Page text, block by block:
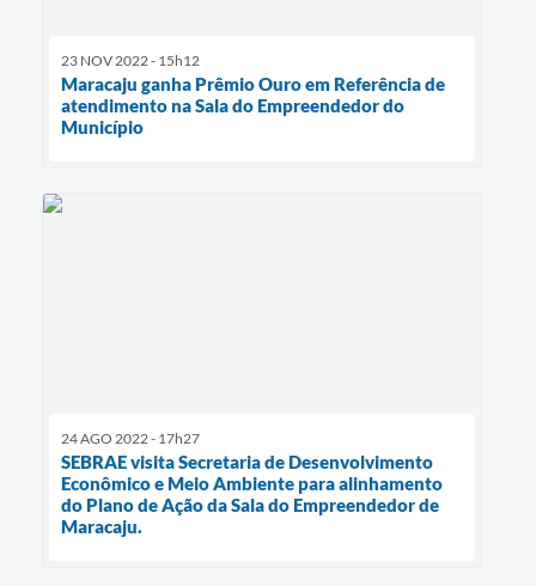
23 NOV 2022 - 15h12
Maracaju ganha Prêmio Ouro em Referência de
atendimento na Sala do Empreendedor do
Município
24 AGO 2022 - 17h27
SEBRAE visita Secretaria de Desenvolvimento
Econômico e Meio Ambiente para alinhamento
do Plano de Ação da Sala do Empreendedor de
Maracaju.